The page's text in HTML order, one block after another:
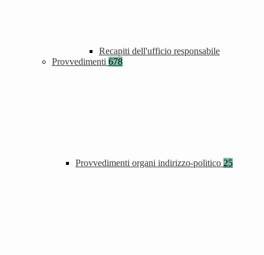
Recapiti dell'ufficio responsabile
Provvedimenti 678
Provvedimenti organi indirizzo-politico 25